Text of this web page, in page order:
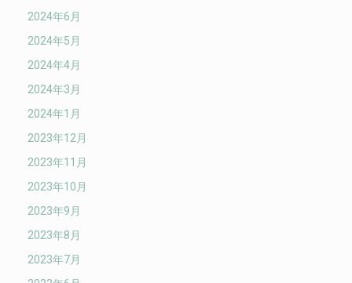
2024年6月
2024年5月
2024年4月
2024年3月
2024年1月
2023年12月
2023年11月
2023年10月
2023年9月
2023年8月
2023年7月